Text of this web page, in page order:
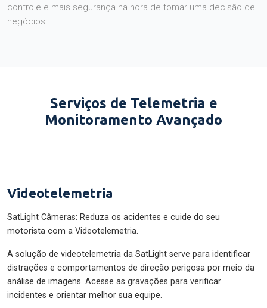
controle e mais segurança na hora de tomar uma decisão de
negócios.
Serviços de Telemetria e
Monitoramento Avançado
Videotelemetria
SatLight Câmeras: Reduza os acidentes e cuide do seu
motorista com a Videotelemetria.
A solução de videotelemetria da SatLight serve para identificar
distrações e comportamentos de direção perigosa por meio da
análise de imagens. Acesse as gravações para verificar
incidentes e orientar melhor sua equipe.